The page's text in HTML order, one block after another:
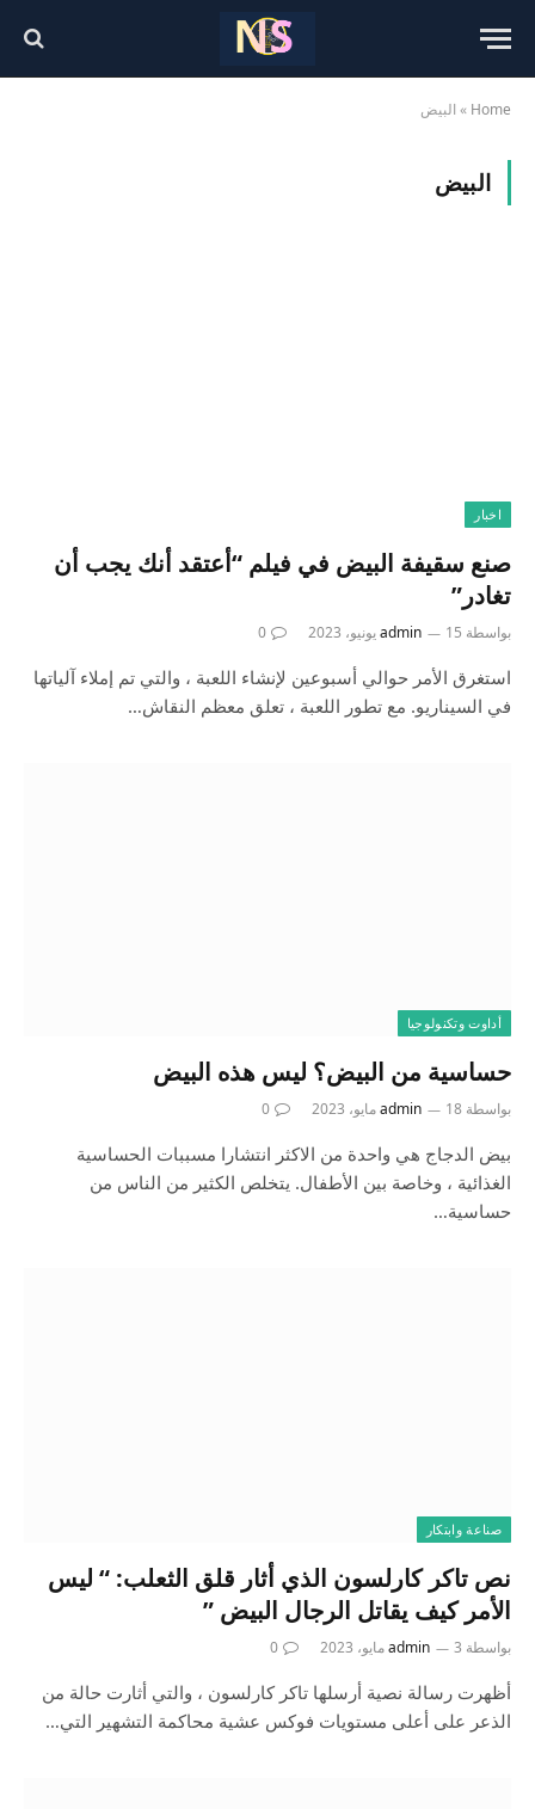
Home
» البيض
البيض
اخبار
صنع سقيفة البيض في فيلم “أعتقد أنك يجب أن
تغادر”
بواسطة admin 15 يونيو، 2023 0
استغرق الأمر حوالي أسبوعين لإنشاء اللعبة ، والتي تم إملاء آلياتها
في السيناريو. مع تطور اللعبة ، تعلق معظم النقاش…
أداوت وتكنولوجيا
حساسية من البيض؟ ليس هذه البيض
بواسطة admin 18 مايو، 2023 0
بيض الدجاج هي واحدة من الاكثر انتشارا مسببات الحساسية
الغذائية ، وخاصة بين الأطفال. يتخلص الكثير من الناس من
حساسية…
صناعة وابتكار
نص تاكر كارلسون الذي أثار قلق الثعلب: “ ليس
الأمر كيف يقاتل الرجال البيض ”
بواسطة admin 3 مايو، 2023 0
أظهرت رسالة نصية أرسلها تاكر كارلسون ، والتي أثارت حالة من
الذعر على أعلى مستويات فوكس عشية محاكمة التشهير التي…